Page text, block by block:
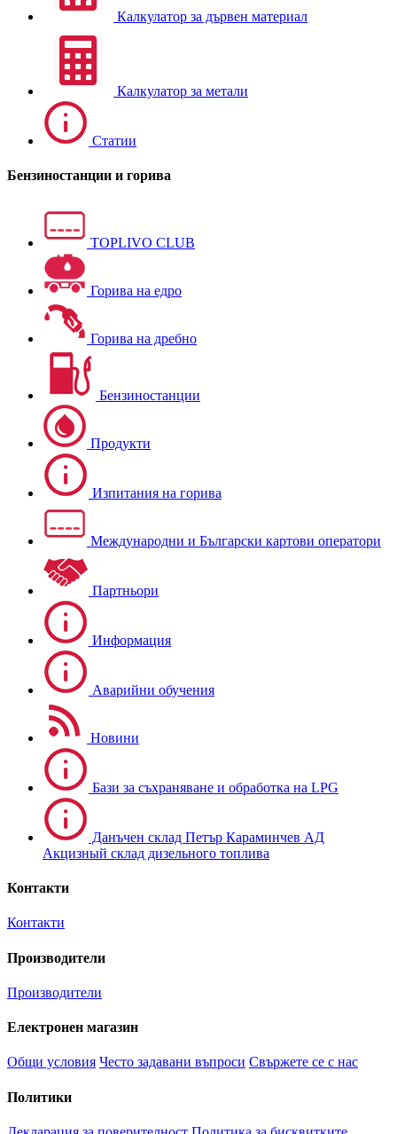
Калкулатор за дървен материал
Калкулатор за метали
Статии
Бензиностанции и горива
TOPLIVO CLUB
Горива на едро
Горива на дребно
Бензиностанции
Продукти
Изпитания на горива
Международни и Български картови оператори
Партньори
Информация
Аварийни обучения
Новини
Бази за съхраняване и обработка на LPG
Данъчен склад Петър Караминчев АД
Акцизный склад дизельного топлива
Контакти
Контакти
Производители
Производители
Електронен магазин
Общи условия Често задавани въпроси Свържете се с нас
Политики